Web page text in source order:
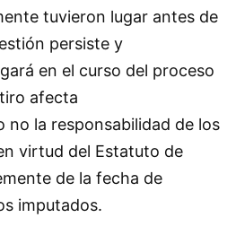
tuvieron lugar antes de
persiste y
en el curso del proceso
afecta
no la responsabilidad de los
virtud del Estatuto de
de la fecha de
imputados.